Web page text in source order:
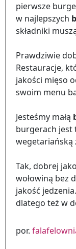
pierwsze
w najlepszych
składniki
Prawdziwie
Restauracje,
jakości mięso
swoim menu
Jesteśmy małą
burgerach jest
wegetariańską
Tak, dobrej
wołowiną bez
jakość
dlatego też w
por.